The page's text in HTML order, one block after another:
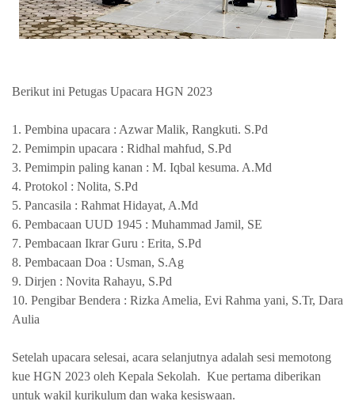
Berikut ini Petugas Upacara HGN 2023
1. Pembina upacara : Azwar Malik, Rangkuti. S.Pd
2. Pemimpin upacara : Ridhal mahfud, S.Pd
3. Pemimpin paling kanan : M. Iqbal kesuma. A.Md
4. Protokol : Nolita, S.Pd
5. Pancasila : Rahmat Hidayat, A.Md
6. Pembacaan UUD 1945 : Muhammad Jamil, SE
7. Pembacaan Ikrar Guru : Erita, S.Pd
8. Pembacaan Doa : Usman, S.Ag
9. Dirjen : Novita Rahayu, S.Pd
10. Pengibar Bendera : Rizka Amelia, Evi Rahma yani, S.Tr, Dara
Aulia
Setelah upacara selesai, acara selanjutnya adalah sesi memotong
kue HGN 2023 oleh Kepala Sekolah. Kue pertama diberikan
untuk wakil kurikulum dan waka kesiswaan.